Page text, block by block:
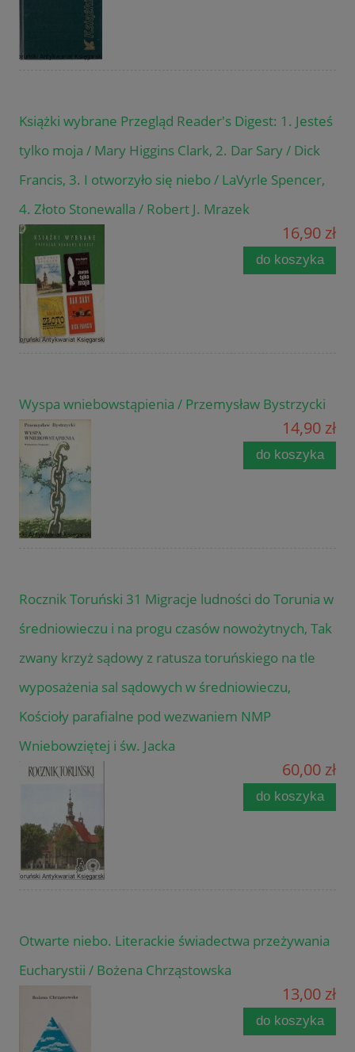
Książki wybrane Przegląd Reader's Digest: 1. Jesteś
tylko moja / Mary Higgins Clark, 2. Dar Sary / Dick
Francis, 3. I otworzyło się niebo / LaVyrle Spencer,
4. Złoto Stonewalla / Robert J. Mrazek
16,90 zł
do koszyka
Wyspa wniebowstąpienia / Przemysław Bystrzycki
14,90 zł
do koszyka
Rocznik Toruński 31 Migracje ludności do Torunia w
średniowieczu i na progu czasów nowożytnych, Tak
zwany krzyż sądowy z ratusza toruńskiego na tle
wyposażenia sal sądowych w średniowieczu,
Kościoły parafialne pod wezwaniem NMP
Wniebowziętej i św. Jacka
60,00 zł
do koszyka
Otwarte niebo. Literackie świadectwa przeżywania
Eucharystii / Bożena Chrząstowska
13,00 zł
do koszyka